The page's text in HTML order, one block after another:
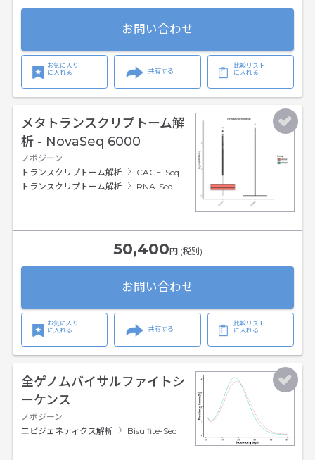
お問い合わせ
お気に入り
に入れる
共有する
比較リスト
に入れる
メタトランスクリプトーム解
析 - NovaSeq 6000
ノボジーン
トランスクリプトーム解析
CAGE-Seq
トランスクリプトーム解析
RNA-Seq
50,400円 (税別)
お問い合わせ
お気に入り
に入れる
共有する
比較リスト
に入れる
全ゲノムバイサルファイトシ
ーケンス
ノボジーン
エピジェネティクス解析
Bisulfite-Seq